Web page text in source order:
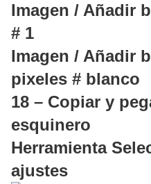
Imagen / Añadir
# 1
Imagen / Añadir
pixeles # blanco
18 – Copiar y
esquinero
Herramienta
ajustes